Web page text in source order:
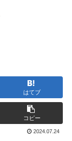
はてブ
コピー
2024.07.24